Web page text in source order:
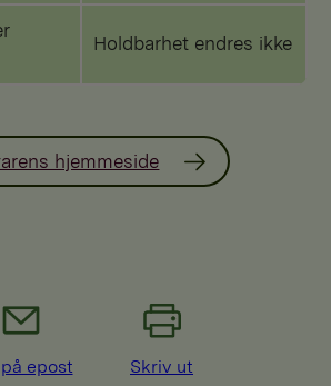
Holdbarhet endres ikke
hjemmeside
epost Skriv ut